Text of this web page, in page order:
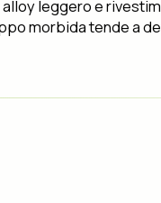
leggero e
morbida tende a